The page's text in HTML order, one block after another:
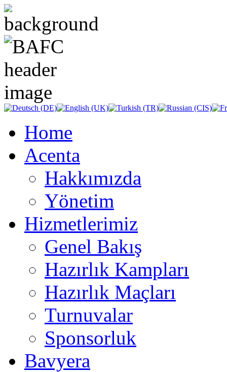
Home
Acenta
Hakkımızda
Yönetim
Hizmetlerimiz
Genel Bakış
Hazırlık Kampları
Hazırlık Maçları
Turnuvalar
Sponsorluk
Bavyera